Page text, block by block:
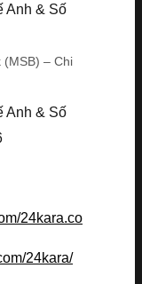
Anh & Số
(MSB) – Chi
Anh & Số
24kara.co
24kara/